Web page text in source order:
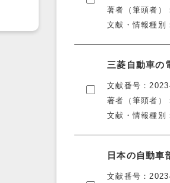
著者（筆頭者）
文献・情報種別
三菱自動車の
文献番号
著者（筆頭者）
文献・情報種別
日本の自動車
文献番号